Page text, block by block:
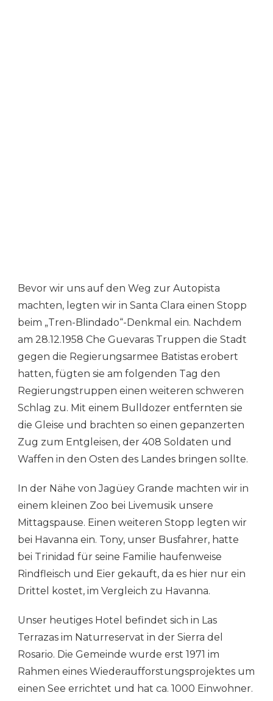
Bevor wir uns auf den Weg zur Autopista
machten, legten wir in Santa Clara einen Stopp
beim „Tren-Blindado“-Denkmal ein. Nachdem
am 28.12.1958 Che Guevaras Truppen die Stadt
gegen die Regierungsarmee Batistas erobert
hatten, fügten sie am folgenden Tag den
Regierungstruppen einen weiteren schweren
Schlag zu. Mit einem Bulldozer entfernten sie
die Gleise und brachten so einen gepanzerten
Zug zum Entgleisen, der 408 Soldaten und
Waffen in den Osten des Landes bringen sollte.
In der Nähe von Jagüey Grande machten wir in
einem kleinen Zoo bei Livemusik unsere
Mittagspause. Einen weiteren Stopp legten wir
bei Havanna ein. Tony, unser Busfahrer, hatte
bei Trinidad für seine Familie haufenweise
Rindfleisch und Eier gekauft, da es hier nur ein
Drittel kostet, im Vergleich zu Havanna.
Unser heutiges Hotel befindet sich in Las
Terrazas im Naturreservat in der Sierra del
Rosario. Die Gemeinde wurde erst 1971 im
Rahmen eines Wiederaufforstungsprojektes um
einen See errichtet und hat ca. 1000 Einwohner.